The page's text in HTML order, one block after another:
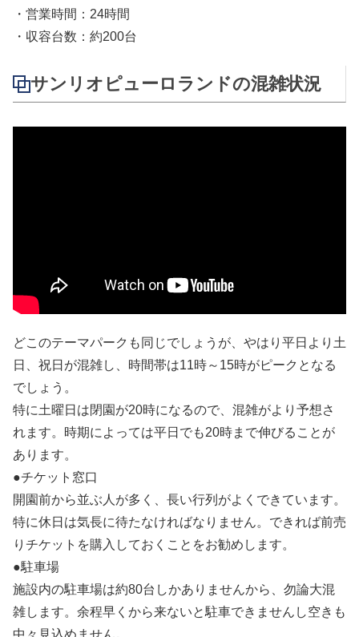
・営業時間：24時間
・収容台数：約200台
サンリオピューロランドの混雑状況
どこのテーマパークも同じでしょうが、やはり平日より土
日、祝日が混雑し、時間帯は11時～15時がピークとなる
でしょう。
特に土曜日は閉園が20時になるので、混雑がより予想さ
れます。時期によっては平日でも20時まで伸びることが
あります。
●チケット窓口
開園前から並ぶ人が多く、長い行列がよくできています。
特に休日は気長に待たなければなりません。できれば前売
りチケットを購入しておくことをお勧めします。
●駐車場
施設内の駐車場は約80台しかありませんから、勿論大混
雑します。余程早くから来ないと駐車できませんし空きも